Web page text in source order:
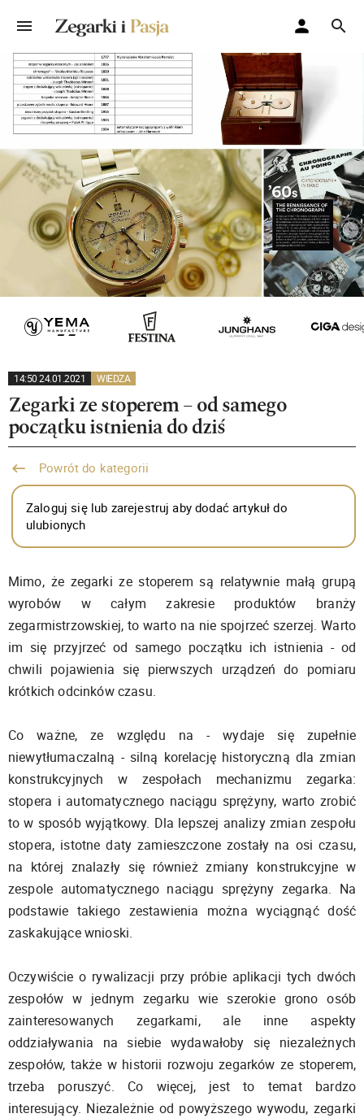
14:50 24.01.2021 WIEDZA
Zegarki ze stoperem – od samego
początku istnienia do dziś
Powrót do kategorii
Zaloguj się lub zarejestruj aby dodać artykuł do
ulubionych
Mimo, że zegarki ze stoperem są relatywnie małą grupą
wyrobów w całym zakresie produktów branży
zegarmistrzowskiej, to warto na nie spojrzeć szerzej. Warto
im się przyjrzeć od samego początku ich istnienia - od
chwili pojawienia się pierwszych urządzeń do pomiaru
krótkich odcinków czasu.
Co ważne, ze względu na - wydaje się zupełnie
niewytłumaczalną - silną korelację historyczną dla zmian
konstrukcyjnych w zespołach mechanizmu zegarka:
stopera i automatycznego naciągu sprężyny, warto zrobić
to w sposób wyjątkowy. Dla lepszej analizy zmian zespołu
stopera, istotne daty zamieszczone zostały na osi czasu,
na której znalazły się również zmiany konstrukcyjne w
zespole automatycznego naciągu sprężyny zegarka. Na
podstawie takiego zestawienia można wyciągnąć dość
zaskakujące wnioski.
Oczywiście o rywalizacji przy próbie aplikacji tych dwóch
zespołów w jednym zegarku wie szerokie grono osób
zainteresowanych zegarkami, ale inne aspekty
oddziaływania na siebie wydawałoby się niezależnych
zespołów, także w historii rozwoju zegarków ze stoperem,
trzeba poruszyć. Co więcej, jest to temat bardzo
interesujący. Niezależnie od powyższego wywodu, zegarki